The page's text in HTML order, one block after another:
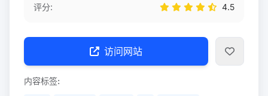
评分:
4.5
访问网站
内容标签: